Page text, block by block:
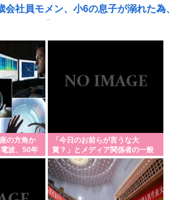
会社員モメン、小6の息子が溺れた為、
て仕事もできなくて消えたい
ついに気づきはじめる「夏ってエアコ
わ」
が日本を占領するのってすごく簡単だ
日本の原発にミサイルを撃ち込めばい
苗の「高市」と「早苗」の出処が不明
ら警察に殺される日本社会。
の方角か
波、50年
！信号」
「今日のお前らが言うな大
賞？」とメディア関係者の一般
人への苦言にツッコミ殺到、被
災地の避難所でカメラ